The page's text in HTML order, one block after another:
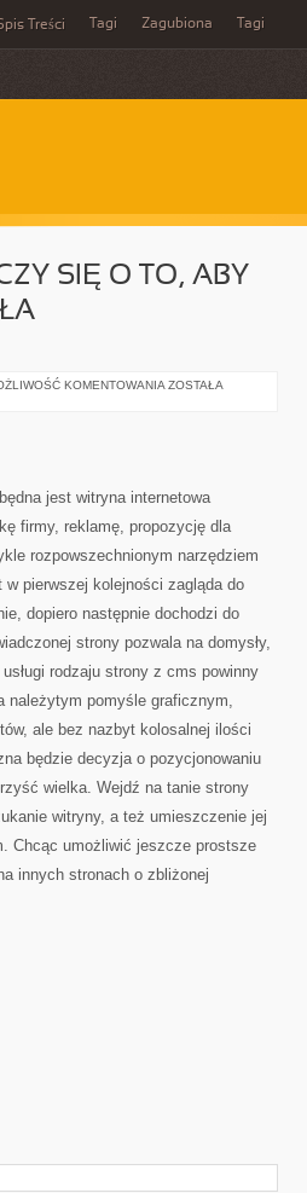
Treści Tagi Zagubiona Tagi
SIĘ O TO, ABY
KOMENTOWANIA CORAZ
ICH
AKTYWNOŚĆ
WYPROMOWANA
SIECI
ZOSTAŁA
jest witryna internetowa
firmy, reklamę, propozycję dla
rozpowszechnionym narzędziem
pierwszej kolejności zagląda do
dopiero następnie dochodzi do
strony pozwala na domysły,
rodzaju strony z cms powinny
należytym pomyśle graficznym,
ale bez nazbyt kolosalnej ilości
będzie decyzja o pozycjonowaniu
wielka. Wejdź na tanie strony
witryny, a też umieszczenie jej
Chcąc umożliwić jeszcze prostsze
innych stronach o zbliżonej